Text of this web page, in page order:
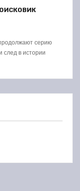
серию
след в истории